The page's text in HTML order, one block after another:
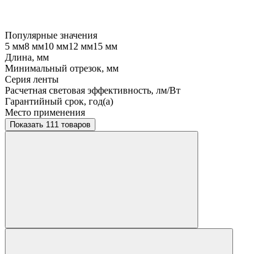
Популярные значения
5 мм8 мм10 мм12 мм15 мм
Длина, мм
Минимальный отрезок, мм
Серия ленты
Расчетная световая эффективность, лм/Вт
Гарантийный срок, год(а)
Место применения
Показать 111 товаров